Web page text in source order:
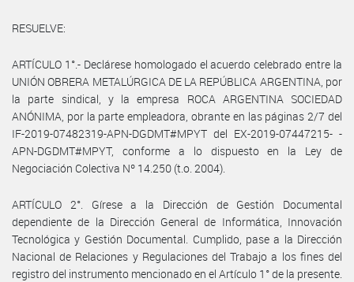
RESUELVE:
ARTÍCULO 1°.- Declárese homologado el acuerdo celebrado entre la
UNIÓN OBRERA METALÚRGICA DE LA REPÚBLICA ARGENTINA, por
la parte sindical, y la empresa ROCA ARGENTINA SOCIEDAD
ANÓNIMA, por la parte empleadora, obrante en las páginas 2/7 del
IF-2019-07482319-APN-DGDMT#MPYT del EX-2019-07447215- -
APN-DGDMT#MPYT, conforme a lo dispuesto en la Ley de
Negociación Colectiva Nº 14.250 (t.o. 2004).
ARTÍCULO 2°. Gírese a la Dirección de Gestión Documental
dependiente de la Dirección General de Informática, Innovación
Tecnológica y Gestión Documental. Cumplido, pase a la Dirección
Nacional de Relaciones y Regulaciones del Trabajo a los fines del
registro del instrumento mencionado en el Artículo 1° de la presente.